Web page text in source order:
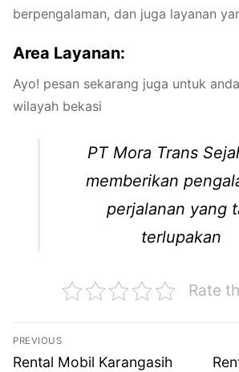
berpengalaman, dan juga layanan
Area Layanan:
Ayo! pesan sekarang juga untuk
wilayah bekasi
PT Mora Trans
memberikan
perjalanan yang
terlupakan
Rate
Navigasi
pos
PREVIOUS
Previous
Rental Mobil Karangasih